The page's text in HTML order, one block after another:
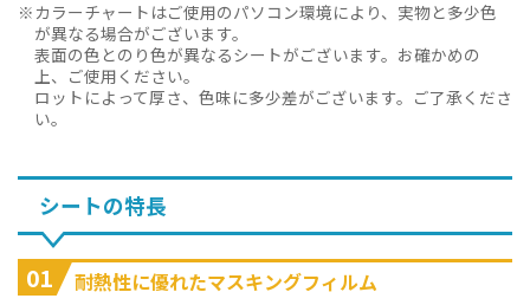
カラーチャートはご使用のパソコン環境により、実物と多少色
が異なる場合がございます。
表面の色とのり色が異なるシートがございます。お確かめの
上、ご使用ください。
ロットによって厚さ、色味に多少差がございます。ご了承くださ
い。
シートの特長
01
耐熱性に優れたマスキングフィルム